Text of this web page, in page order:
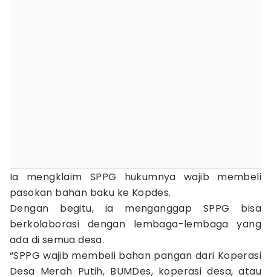
Ia mengklaim SPPG hukumnya wajib membeli
pasokan bahan baku ke Kopdes.
Dengan begitu, ia menganggap SPPG bisa
berkolaborasi dengan lembaga-lembaga yang
ada di semua desa.
“SPPG wajib membeli bahan pangan dari Koperasi
Desa Merah Putih, BUMDes, koperasi desa, atau